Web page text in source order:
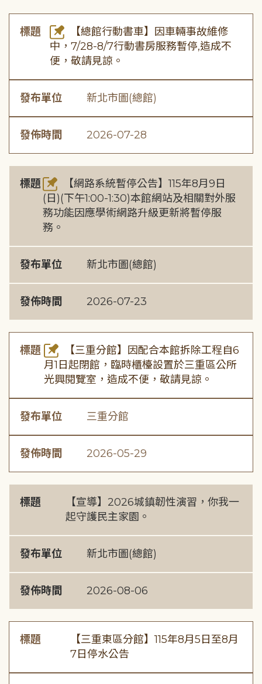
標題
【總館行動書車】因車輛事故維修
中，7/28-8/7行動書房服務暫停,造成不
便，敬請見諒。
發布單位 新北市圖(總館)
發佈時間 2026-07-28
標題
【網路系統暫停公告】115年8月9日
(日)(下午1:00-1:30)本館網站及相關對外服
務功能因應學術網路升級更新將暫停服
務。
發布單位 新北市圖(總館)
發佈時間 2026-07-23
標題
【三重分館】因配合本館拆除工程自6
月1日起閉館，臨時櫃檯設置於三重區公所
光興閱覽室，造成不便，敬請見諒。
發布單位 三重分館
發佈時間 2026-05-29
標題
【宣導】2026城鎮韌性演習，你我一
起守護民主家園。
發布單位 新北市圖(總館)
發佈時間 2026-08-06
標題
【三重東區分館】115年8月5日至8月
7日停水公告